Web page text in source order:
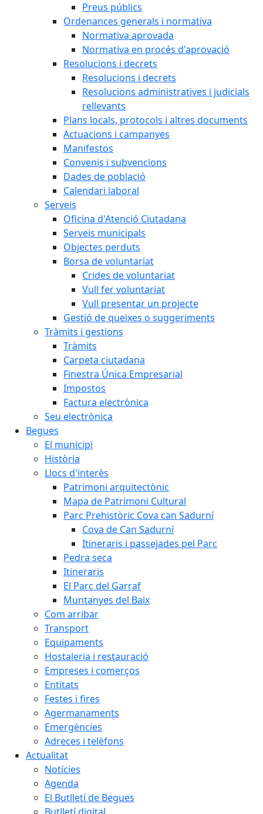
Preus públics
Ordenances generals i normativa
Normativa aprovada
Normativa en procés d'aprovació
Resolucions i decrets
Resolucions i decrets
Resolucions administratives i judicials
rellevants
Plans locals, protocols i altres documents
Actuacions i campanyes
Manifestos
Convenis i subvencions
Dades de població
Calendari laboral
Serveis
Oficina d'Atenció Ciutadana
Serveis municipals
Objectes perduts
Borsa de voluntariat
Crides de voluntariat
Vull fer voluntariat
Vull presentar un projecte
Gestió de queixes o suggeriments
Tràmits i gestions
Tràmits
Carpeta ciutadana
Finestra Única Empresarial
Impostos
Factura electrònica
Seu electrònica
Begues
El municipi
Història
Llocs d'interès
Patrimoni arquitectònic
Mapa de Patrimoni Cultural
Parc Prehistòric Cova can Sadurní
Cova de Can Sadurní
Itineraris i passejades pel Parc
Pedra seca
Itineraris
El Parc del Garraf
Muntanyes del Baix
Com arribar
Transport
Equipaments
Hostaleria i restauració
Empreses i comerços
Entitats
Festes i fires
Agermanaments
Emergències
Adreces i telèfons
Actualitat
Notícies
Agenda
El Butlletí de Begues